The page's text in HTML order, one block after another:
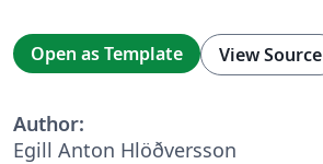
Open as Template View Source
Author:
Egill Anton Hlöðversson